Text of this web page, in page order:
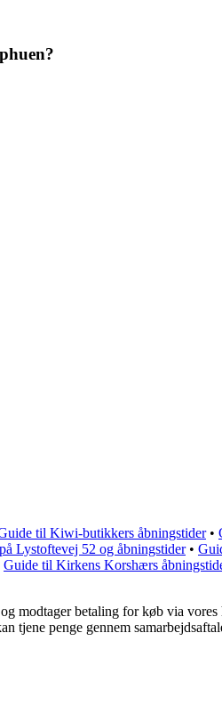
til Kiwi-butikkers åbningstider•
Lystoftevej 52 og åbningstider•
Guide til Kirkens Korshærs
modtager betaling for køb via vores
tjene penge gennem